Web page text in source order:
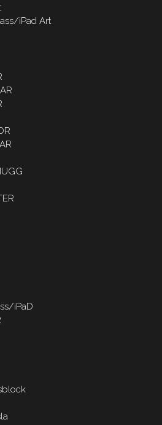
iPad Art
iPaD